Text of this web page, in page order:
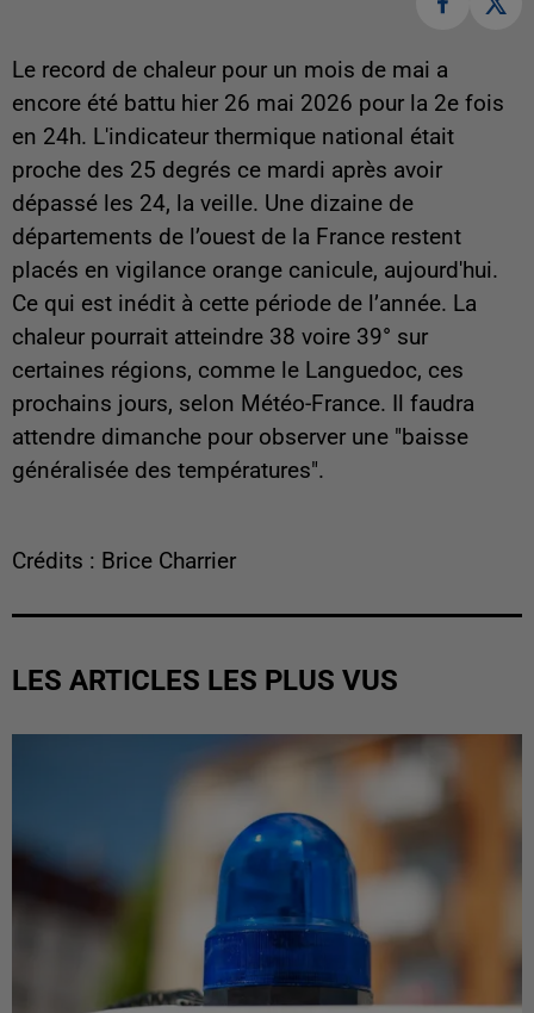
Le record de chaleur pour un mois de mai a
encore été battu hier 26 mai 2026 pour la 2e fois
en 24h. L'indicateur thermique national était
proche des 25 degrés ce mardi après avoir
dépassé les 24, la veille. Une dizaine de
départements de l’ouest de la France restent
placés en vigilance orange canicule, aujourd'hui.
Ce qui est inédit à cette période de l’année. La
chaleur pourrait atteindre 38 voire 39° sur
certaines régions, comme le Languedoc, ces
prochains jours, selon Météo-France. Il faudra
attendre dimanche pour observer une "baisse
généralisée des températures".
Crédits : Brice Charrier
LES ARTICLES LES PLUS VUS